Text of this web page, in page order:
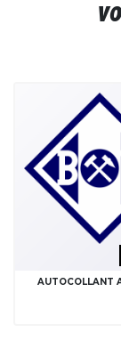
AUTOCOLLANT